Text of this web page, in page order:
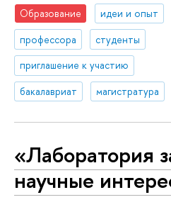
Образование
идеи и опыт
профессора
студенты
приглашение к участию
бакалавриат
магистратура
«Лаборатория
научные